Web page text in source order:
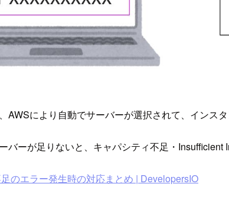
AWSにより自動でサーバーが選択されて、インスタ
バーが足りないと、キャパシティ不足・Insufficient
のエラー発生時の対応まとめ | DevelopersIO